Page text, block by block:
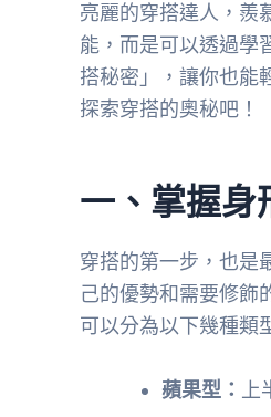
亮麗的穿搭達人，羨
能，而是可以透過學
搭秘密」，讓你也能
探索穿搭的奧秘吧！
一、掌握身
穿搭的第一步，也是
己的優勢和需要修飾
可以分為以下幾種類
蘋果型：